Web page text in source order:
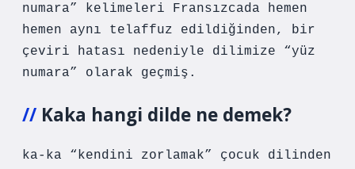
numara” kelimeleri Fransızcada hemen
hemen aynı telaffuz edildiğinden, bir
çeviri hatası nedeniyle dilimize “yüz
numara” olarak geçmiş.
Kaka hangi dilde ne demek?
ka-ka “kendini zorlamak” çocuk dilinden